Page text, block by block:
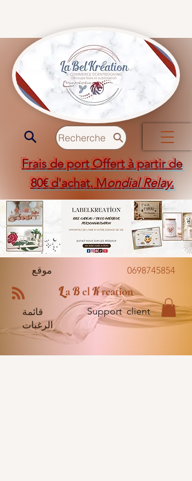
Recherche
Frais de port Offert à partir de
80€ d'achat. Mondial Relay.
موقع 0698745854
LaBelKreation
قائمة
الرغبات
Support client